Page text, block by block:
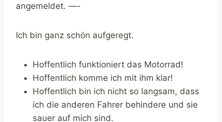
angemeldet. —-
Ich bin ganz schön aufgeregt.
Hoffentlich funktioniert das Motorrad!
Hoffentlich komme ich mit ihm klar!
Hoffentlich bin ich nicht so langsam, dass
ich die anderen Fahrer behindere und sie
sauer auf mich sind.